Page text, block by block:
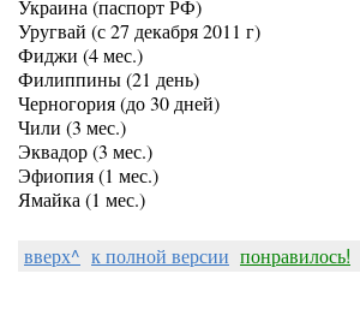
Украина (паспорт РФ)
Уругвай (с 27 декабря 2011 г)
Фиджи (4 мес.)
Филиппины (21 день)
Черногория (до 30 дней)
Чили (3 мес.)
Эквадор (3 мес.)
Эфиопия (1 мес.)
Ямайка (1 мес.)
вверх^ к полной версии понравилось!